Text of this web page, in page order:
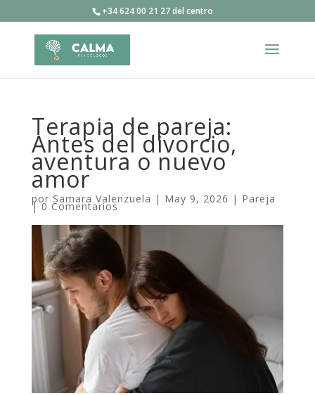
+34 624 00 21 27 del centro
Terapia de pareja:
Antes del divorcio,
aventura o nuevo
amor
por Samara Valenzuela | May 9, 2026 | Pareja
|0 Comentarios